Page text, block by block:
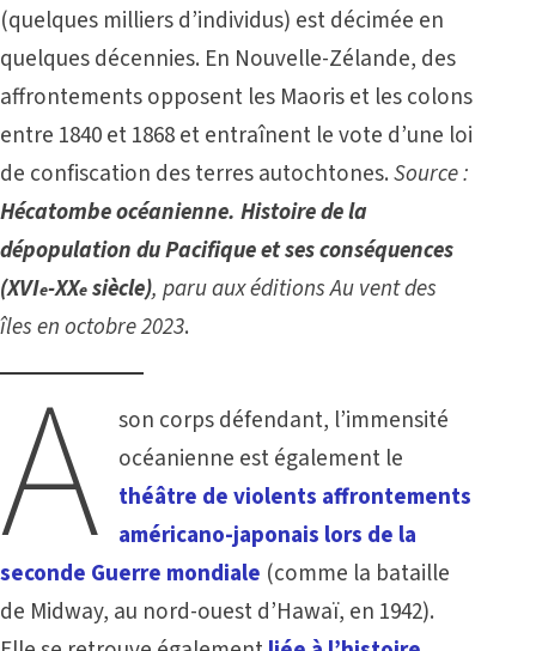
(quelques milliers d’individus) est décimée en
quelques décennies. En Nouvelle-Zélande, des
affrontements opposent les Maoris et les colons
entre 1840 et 1868 et entraînent le vote d’une loi
de confiscation des terres autochtones.Source :
Hécatombe océanienne. Histoire de la
dépopulation du Pacifique et ses conséquences
(XVIe-XXesiècle), paru aux éditions Au vent des
îles en octobre 2023.
A
son corps défendant, l’immensité
océanienne est également le
théâtre de violents affrontements
américano-japonais lors de la
seconde Guerre mondiale (comme la bataille
de Midway, au nord-ouest d’Hawaï, en 1942).